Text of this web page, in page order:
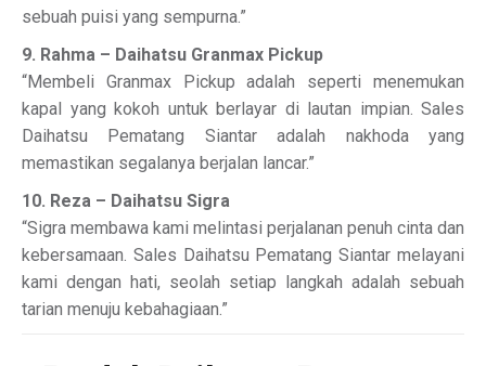
sebuah puisi yang sempurna.”
9. Rahma – Daihatsu Granmax Pickup
“Membeli Granmax Pickup adalah seperti menemukan
kapal yang kokoh untuk berlayar di lautan impian. Sales
Daihatsu Pematang Siantar adalah nakhoda yang
memastikan segalanya berjalan lancar.”
10. Reza – Daihatsu Sigra
“Sigra membawa kami melintasi perjalanan penuh cinta dan
kebersamaan. Sales Daihatsu Pematang Siantar melayani
kami dengan hati, seolah setiap langkah adalah sebuah
tarian menuju kebahagiaan.”